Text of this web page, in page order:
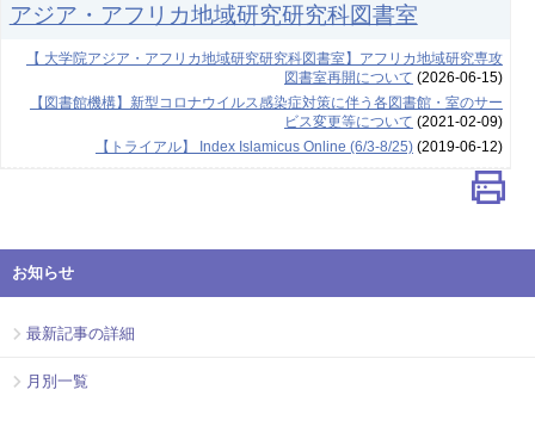
アジア・アフリカ地域研究研究科図書室
【 大学院アジア・アフリカ地域研究研究科図書室】アフリカ地域研究専攻
図書室再開について (2026-06-15)
【図書館機構】新型コロナウイルス感染症対策に伴う各図書館・室のサー
ビス変更等について (2021-02-09)
【トライアル】 Index Islamicus Online (6/3-8/25)(2019-06-12)
お知らせ
最新記事の詳細
月別一覧